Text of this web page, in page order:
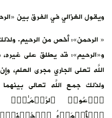
ويقول الغزالي في الفرق بين
« الرحمن»: أخص من الرحيم.
و«الرحيم»: قد يطلق على
اللَّه تعلى الجاري مجرى العلم،
ولذلك جمع اللَّه تعالى
ٱدۡعُوا۟ ٱلرَّحۡمَـٰنَۖ